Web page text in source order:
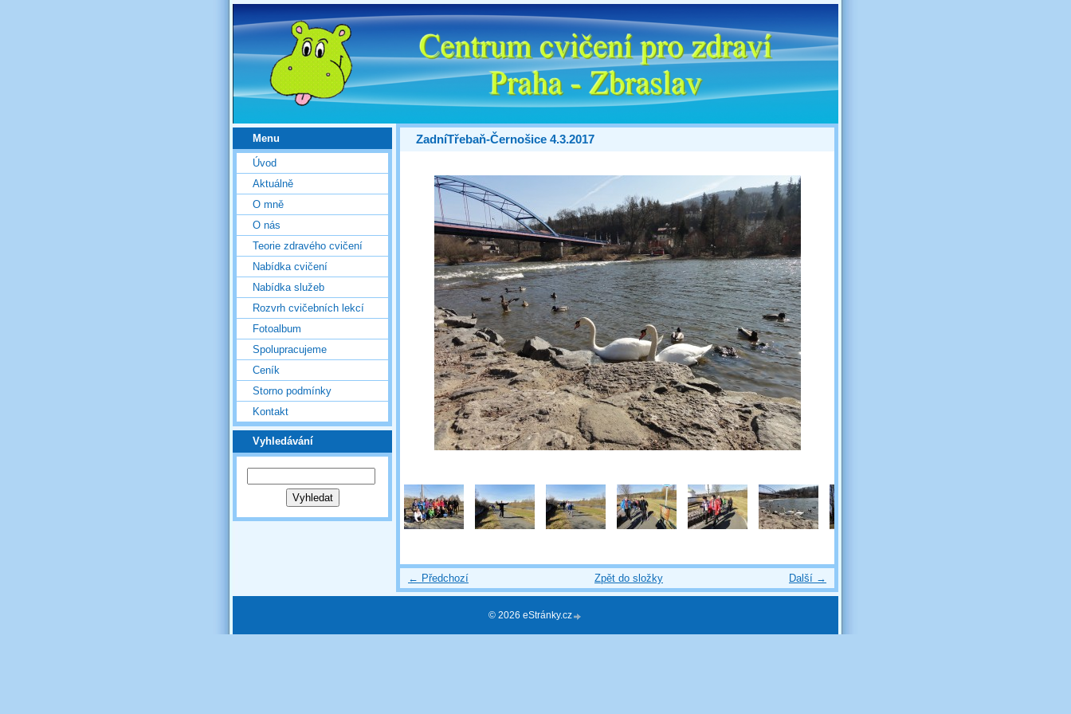
ZadníTřebaň-Černošice 4.3.2017
← Předchozí Další →
Zpět do složky
Menu
Úvod
Aktuálně
O mně
O nás
Teorie zdravého cvičení
Nabídka cvičení
Nabídka služeb
Rozvrh cvičebních lekcí
Fotoalbum
Spolupracujeme
Ceník
Storno podmínky
Kontakt
Vyhledávání
© 2026 eStránky.cz